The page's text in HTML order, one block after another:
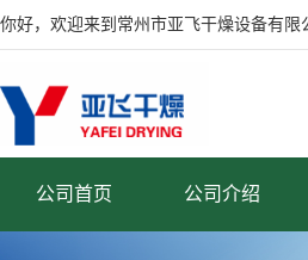
你好，欢迎来到常州市亚飞干燥设备有限
公司首页 公司介绍